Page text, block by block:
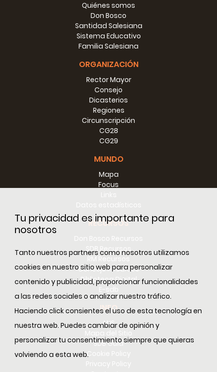
Tu privacidad es importante para
nosotros
Tanto nuestros partners como nosotros utilizamos
cookies en nuestro sitio web para personalizar
contenido y publicidad, proporcionar funcionalidades
a las redes sociales o analizar nuestro tráfico.
Haciendo click consientes el uso de esta tecnología en
nuestra web. Puedes cambiar de opinión y
personalizar tu consentimiento siempre que quieras
volviendo a esta web.
Quiénes somos
Don Bosco
Santidad Salesiana
Sistema Educativo
Familia Salesiana
ORGANIZACIÓN
Rector Mayor
Consejo
Dicasterios
Regiones
Circunscripción
CG28
CG29
MUNDO
Mapa
Focus
RECURSOS
SDB Recursos
Consejo Recursos
Biblioteca Digital
INFO
ANS
SDB Guía
Cookie Policy